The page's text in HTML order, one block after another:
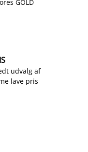
GOLD
udvalg af
lave pris